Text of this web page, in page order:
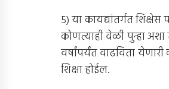
५) या कायद्यांतर्गत शिक्षेस
कोणत्याही वेळी पुन्हा अशा
वर्षांपर्यंत वाढविता
शिक्षा होईल.